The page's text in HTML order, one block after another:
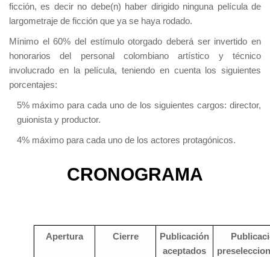
ficción, es decir no debe(n) haber dirigido ninguna película de
largometraje de ficción que ya se haya rodado.
Mínimo el 60% del estímulo otorgado deberá ser invertido en
honorarios del personal colombiano artístico y técnico
involucrado en la película, teniendo en cuenta los siguientes
porcentajes:
5% máximo para cada uno de los siguientes cargos: director,
guionista y productor.
4% máximo para cada uno de los actores protagónicos.
CRONOGRAMA
Apertura Cierre
Publicación
aceptados